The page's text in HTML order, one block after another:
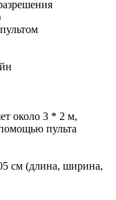
около 3 * 2 м,
пульта
см (длина, ширина,